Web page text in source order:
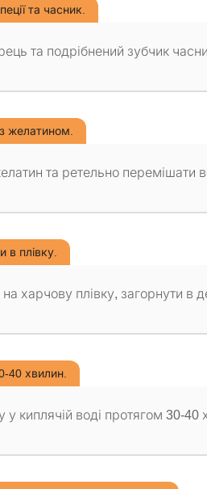
та часник.
та подрібнений зубчик
желатином.
та ретельно перемішати
в плівку.
харчову плівку, загорнути в
40 хвилин.
у киплячій воді протягом 30-40